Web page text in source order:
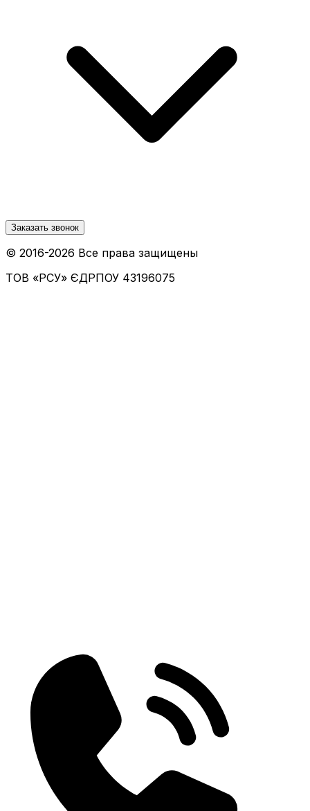
Заказать звонок
© 2016-2026 Все права защищены
ТОВ «РСУ» ЄДРПОУ 43196075